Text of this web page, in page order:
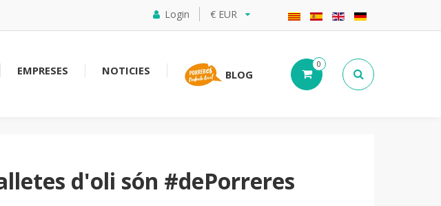
Login € EUR
EMPRESES NOTICIES BLOG
0
d'oli són #dePorreres